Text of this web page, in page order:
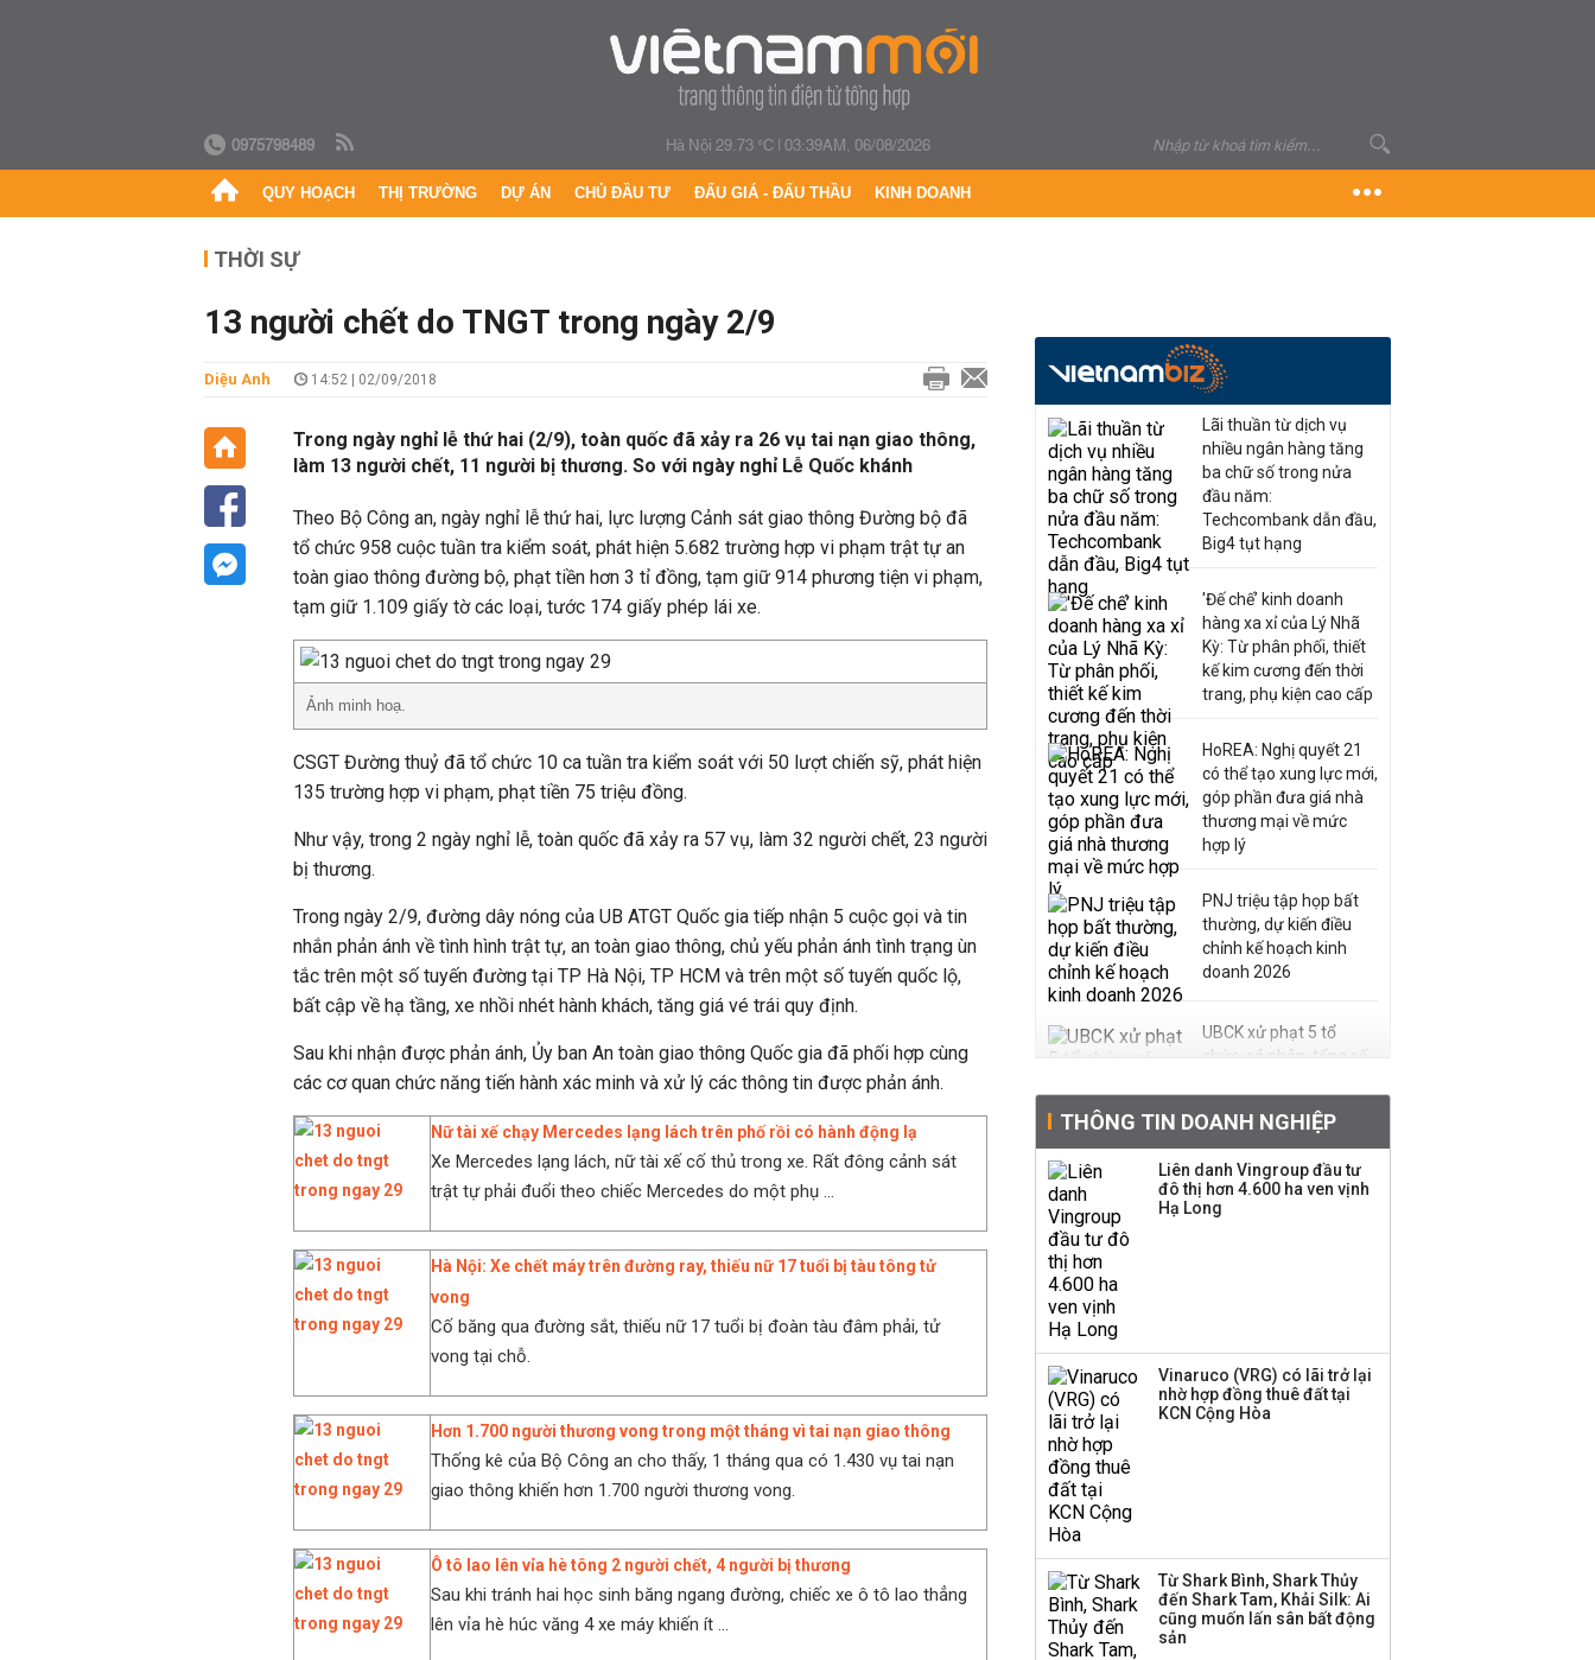
0975798489 Hà Nội 29.73 °C|03:39AM, 06/08/2026
QUY HOẠCH THỊ TRƯỜNG DỰ ÁN CHỦ ĐẦU TƯ ĐẤU GIÁ - ĐẤU THẦU KINH DOANH
THỜI SỰ
13 người chết do TNGT trong ngày 2/9
Diệu Anh 14:52 | 02/09/2018
Trong ngày nghỉ lễ thứ hai (2/9), toàn quốc đã xảy ra 26 vụ tai nạn giao thông,
làm 13 người chết, 11 người bị thương. So với ngày nghỉ Lễ Quốc khánh
Theo Bộ Công an, ngày nghỉ lễ thứ hai, lực lượng Cảnh sát giao thông Đường bộ đã
tổ chức 958 cuộc tuần tra kiểm soát, phát hiện 5.682 trường hợp vi phạm trật tự an
toàn giao thông đường bộ, phạt tiền hơn 3 tỉ đồng, tạm giữ 914 phương tiện vi phạm,
tạm giữ 1.109 giấy tờ các loại, tước 174 giấy phép lái xe.
Ảnh minh hoạ.
CSGT Đường thuỷ đã tổ chức 10 ca tuần tra kiểm soát với 50 lượt chiến sỹ, phát hiện
135 trường hợp vi phạm, phạt tiền 75 triệu đồng.
Như vậy, trong 2 ngày nghỉ lễ, toàn quốc đã xảy ra 57 vụ, làm 32 người chết, 23 người
bị thương.
Trong ngày 2/9, đường dây nóng của UB ATGT Quốc gia tiếp nhận 5 cuộc gọi và tin
nhắn phản ánh về tình hình trật tự, an toàn giao thông, chủ yếu phản ánh tình trạng ùn
tắc trên một số tuyến đường tại TP Hà Nội, TP HCM và trên một số tuyến quốc lộ,
bất cập về hạ tầng, xe nhồi nhét hành khách, tăng giá vé trái quy định.
Sau khi nhận được phản ánh, Ủy ban An toàn giao thông Quốc gia đã phối hợp cùng
các cơ quan chức năng tiến hành xác minh và xử lý các thông tin được phản ánh.
Nữ tài xế chạy Mercedes lạng lách trên phố rồi có hành động lạ
Xe Mercedes lạng lách, nữ tài xế cố thủ trong xe. Rất đông cảnh sát
trật tự phải đuổi theo chiếc Mercedes do một phụ ...
Hà Nội: Xe chết máy trên đường ray, thiếu nữ 17 tuổi bị tàu tông tử
vong
Cố băng qua đường sắt, thiếu nữ 17 tuổi bị đoàn tàu đâm phải, tử
vong tại chỗ.
Hơn 1.700 người thương vong trong một tháng vì tai nạn giao thông
Thống kê của Bộ Công an cho thấy, 1 tháng qua có 1.430 vụ tai nạn
giao thông khiến hơn 1.700 người thương vong.
Ô tô lao lên vỉa hè tông 2 người chết, 4 người bị thương
Sau khi tránh hai học sinh băng ngang đường, chiếc xe ô tô lao thẳng
lên vỉa hè húc văng 4 xe máy khiến ít ...
Lãi thuần từ dịch vụ
nhiều ngân hàng tăng
ba chữ số trong nửa
đầu năm:
Techcombank dẫn đầu,
Big4 tụt hạng
'Đế chế’ kinh doanh
hàng xa xỉ của Lý Nhã
Kỳ: Từ phân phối, thiết
kế kim cương đến thời
trang, phụ kiện cao cấp
HoREA: Nghị quyết 21
có thể tạo xung lực mới,
góp phần đưa giá nhà
thương mại về mức
hợp lý
PNJ triệu tập họp bất
thường, dự kiến điều
chỉnh kế hoạch kinh
doanh 2026
UBCK xử phạt 5 tổ
chức, cá nhân, tổng số
Kinh Bắc dự kiến cho
thuê tối thiểu 100 ha
đất công nghiệp trong
doanh nghiệp Mỹ
Keppel ký thỏa thuận
Sacombank phát hành
ba đợt trái phiếu thu về
hơn 3.600 tỷ, lãi suất
trả lên tới 10%/năm
THÔNG TIN DOANH NGHIỆP
Liên danh Vingroup đầu tư
đô thị hơn 4.600 ha ven vịnh
Hạ Long
Vinaruco (VRG) có lãi trở lại
nhờ hợp đồng thuê đất tại
KCN Cộng Hòa
Từ Shark Bình, Shark Thủy
đến Shark Tam, Khải Silk: Ai
cũng muốn lấn sân bất động
sản